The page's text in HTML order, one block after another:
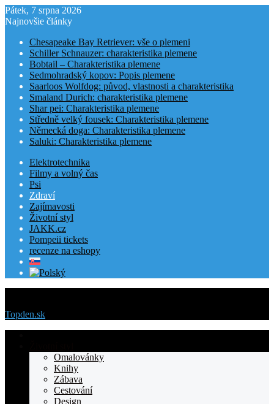
Pátek, 7 srpna 2026
Najnovšie články
Chesapeake Bay Retriever: vše o plemeni
Schiller Schnauzer: charakteristika plemene
Bobtail – Charakteristika plemene
Sedmohradský kopov: Popis plemene
Saarloos Wolfdog: původ, vlastnosti a charakteristika
Smaland Durich: charakteristika plemene
Shar pei: Charakteristika plemene
Středně velký fousek: Charakteristika plemene
Německá doga: Charakteristika plemene
Saluki: Charakteristika plemene
Elektrotechnika
Filmy a volný čas
Psi
Zdraví
Zajímavosti
Životní styl
JAKK.cz
Pompeii tickets
recenze na eshopy
Topden.sk
Omalovánky
Knihy
Zábava
Cestování
Design